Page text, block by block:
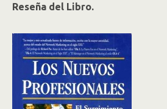
Reseña del Libro.